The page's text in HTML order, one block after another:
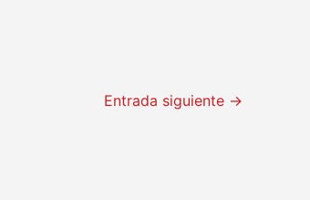
Entrada siguiente →